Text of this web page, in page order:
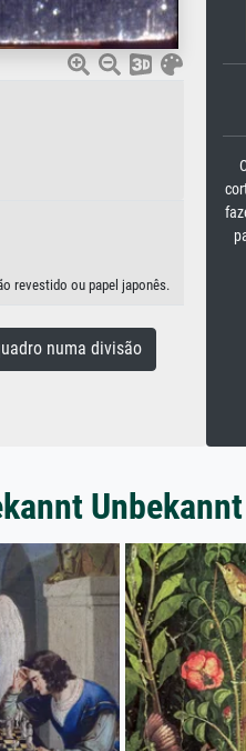
revestido ou papel japonês.
numa divisão
Unbekannt